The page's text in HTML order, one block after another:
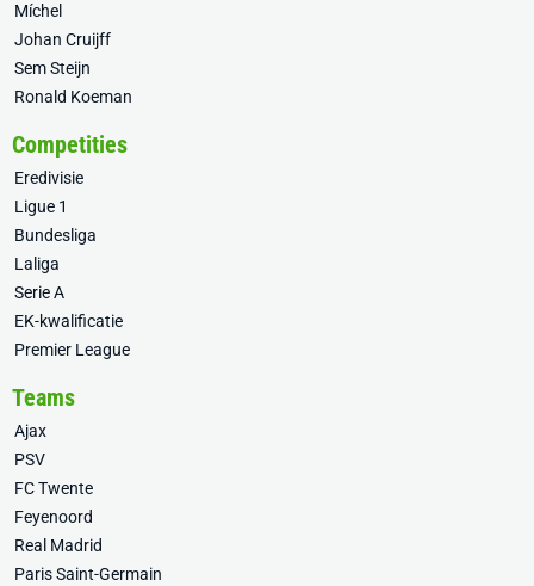
Míchel
Johan Cruijff
Sem Steijn
Ronald Koeman
Competities
Eredivisie
Ligue 1
Bundesliga
Laliga
Serie A
EK-kwalificatie
Premier League
Teams
Ajax
PSV
FC Twente
Feyenoord
Real Madrid
Paris Saint-Germain